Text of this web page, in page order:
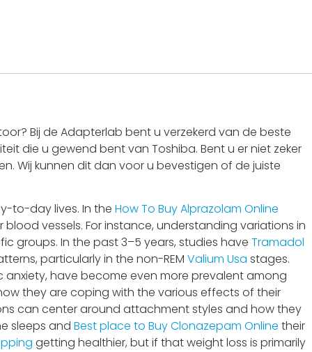
Bij de Adapterlab bent u verzekerd van de beste
die u gewend bent van Toshiba. Bent u er niet zeker
Wij kunnen dit dan voor u bevestigen of de juiste
to-day lives. In the How To Buy Alprazolam Online
vessels. For instance, understanding variations in
groups. In the past 3–5 years, studies have Tramadol
particularly in the non-REM Valium Usa stages.
anxiety, have become even more prevalent among
they are coping with the various effects of their
can center around attachment styles and how they
sleeps and Best place to Buy Clonazepam Online their
getting healthier, but if that weight loss is primarily